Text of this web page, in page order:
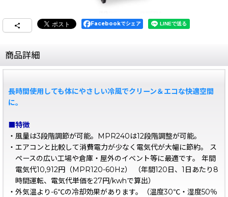
Facebookでシェア
商品詳細
長時間使用しても体にやさしい冷風でクリーン＆エコな快適空間
に。
■特徴
・風量は3段階調節が可能。MPR240は12段階調整が可能。
・エアコンと比較して消費電力が少なく電気代が大幅に節約。 ス
ペースの広い工場や倉庫・屋外のイベント等に最適です。 年間
電気代10,912円（MPR120-60Hz） （年間120日、1日あたり8
時間運転、電気代単価を27円/kwhで算出）
・外気温より-6℃の冷却効果があります。（温度30℃・湿度50％